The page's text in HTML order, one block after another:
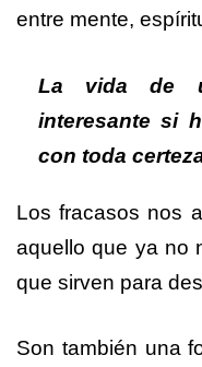
entre mente,
La vida de
interesante si
con toda
Los fracasos nos
aquello que ya no
que sirven para
Son también una